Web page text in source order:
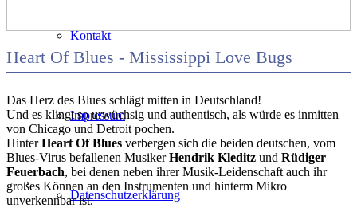
Kontakt
Impressum
Datenschutzerklärung
Heart Of Blues - Mississippi Love Bugs
Das Herz des Blues schlägt mitten in Deutschland!
Und es klingt so urwüchsig und authentisch, als würde es inmitten
von Chicago und Detroit pochen.
HinterHeart Of Blues verbergen sich die beiden deutschen, vom
Blues-Virus befallenen MusikerHendrik Kleditz und Rüdiger
Feuerbach, bei denen neben ihrer Musik-Leidenschaft auch ihr
großes Können an den Instrumenten und hinterm Mikro
unverkennbar ist.